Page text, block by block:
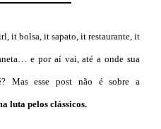
it bolsa, it sapato, it restaurante, it
e por aí vai, até a onde sua
Mas esse post não é sobre a
luta pelos clássicos.